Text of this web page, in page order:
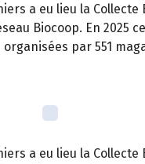
a eu lieu la Collecte
Biocoop. En 2025
par 551
a eu lieu la Collecte